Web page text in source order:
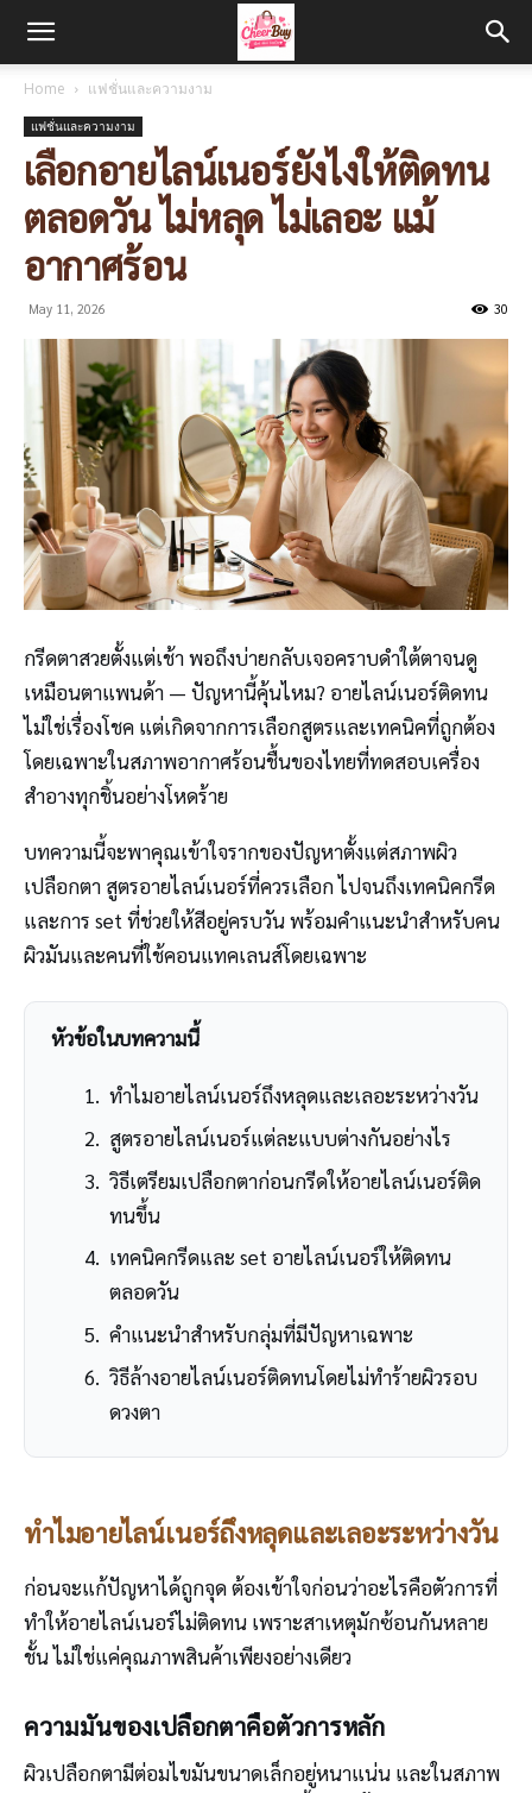
Home แฟชั่นและความงาม
แฟชั่นและความงาม
เลือกอายไลน์เนอร์ยังไงให้ติดทน
ตลอดวัน ไม่หลุด ไม่เลอะ แม้
อากาศร้อน
May 11, 2026 30
กรีดตาสวยตั้งแต่เช้า พอถึงบ่ายกลับเจอคราบดำใต้ตาจนดู
เหมือนตาแพนด้า — ปัญหานี้คุ้นไหม? อายไลน์เนอร์ติดทน
ไม่ใช่เรื่องโชค แต่เกิดจากการเลือกสูตรและเทคนิคที่ถูกต้อง
โดยเฉพาะในสภาพอากาศร้อนชื้นของไทยที่ทดสอบเครื่อง
สำอางทุกชิ้นอย่างโหดร้าย
บทความนี้จะพาคุณเข้าใจรากของปัญหาตั้งแต่สภาพผิว
เปลือกตา สูตรอายไลน์เนอร์ที่ควรเลือก ไปจนถึงเทคนิคกรีด
และการ set ที่ช่วยให้สีอยู่ครบวัน พร้อมคำแนะนำสำหรับคน
ผิวมันและคนที่ใช้คอนแทคเลนส์โดยเฉพาะ
หัวข้อในบทความนี้
ทำไมอายไลน์เนอร์ถึงหลุดและเลอะระหว่างวัน
สูตรอายไลน์เนอร์แต่ละแบบต่างกันอย่างไร
วิธีเตรียมเปลือกตาก่อนกรีดให้อายไลน์เนอร์ติด
ทนขึ้น
เทคนิคกรีดและ set อายไลน์เนอร์ให้ติดทน
ตลอดวัน
คำแนะนำสำหรับกลุ่มที่มีปัญหาเฉพาะ
วิธีล้างอายไลน์เนอร์ติดทนโดยไม่ทำร้ายผิวรอบ
ดวงตา
ทำไมอายไลน์เนอร์ถึงหลุดและเลอะระหว่างวัน
ก่อนจะแก้ปัญหาได้ถูกจุด ต้องเข้าใจก่อนว่าอะไรคือตัวการที่
ทำให้อายไลน์เนอร์ไม่ติดทน เพราะสาเหตุมักซ้อนกันหลาย
ชั้น ไม่ใช่แค่คุณภาพสินค้าเพียงอย่างเดียว
ความมันของเปลือกตาคือตัวการหลัก
ผิวเปลือกตามีต่อมไขมันขนาดเล็กอยู่หนาแน่น และในสภาพ